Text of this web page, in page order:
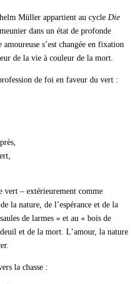
Müller appartient au cycle Die
dans un état de profonde
s’est changée en fixation
de la vie à couleur de la mort.
de foi en faveur du vert :
vert – extérieurement comme
la nature, de l’espérance et de la
de larmes » et au « bois de
et de la mort. L’amour, la nature
la chasse :